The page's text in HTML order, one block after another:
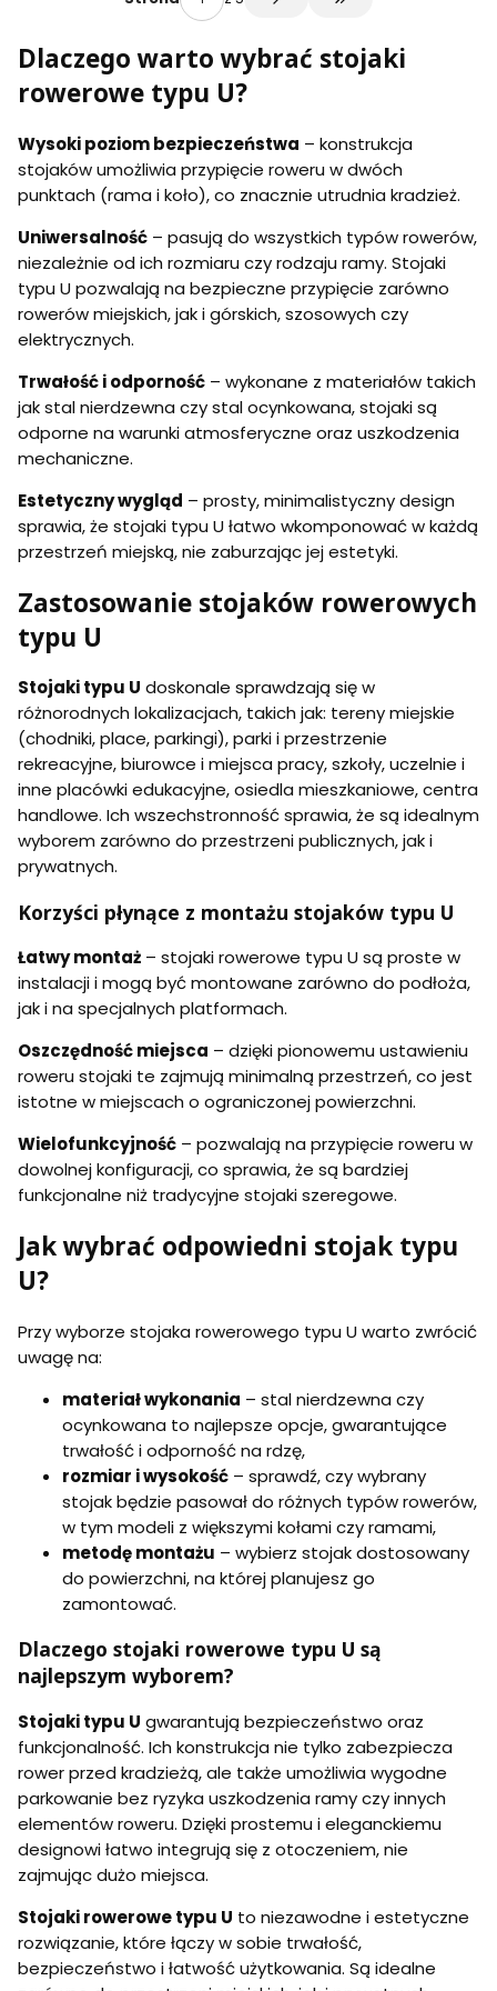
e
m
m
o
w
y
i
,
s
t
a
c
n
k
n
a
m
o
a
Przejdź do ostatniej
Dlaczego warto wybrać stojaki
rowerowe typu U?
Wysoki poziom bezpieczeństwa – konstrukcja
stojaków umożliwia przypięcie roweru w dwóch
punktach (rama i koło), co znacznie utrudnia kradzież.
Uniwersalność – pasują do wszystkich typów rowerów,
niezależnie od ich rozmiaru czy rodzaju ramy. Stojaki
typu U pozwalają na bezpieczne przypięcie zarówno
rowerów miejskich, jak i górskich, szosowych czy
elektrycznych.
Trwałość i odporność – wykonane z materiałów takich
jak stal nierdzewna czy stal ocynkowana, stojaki są
odporne na warunki atmosferyczne oraz uszkodzenia
mechaniczne.
Estetyczny wygląd – prosty, minimalistyczny design
sprawia, że stojaki typu U łatwo wkomponować w każdą
przestrzeń miejską, nie zaburzając jej estetyki.
Zastosowanie stojaków rowerowych
typu U
Stojaki typu U doskonale sprawdzają się w
różnorodnych lokalizacjach, takich jak: tereny miejskie
(chodniki, place, parkingi), parki i przestrzenie
rekreacyjne, biurowce i miejsca pracy, szkoły, uczelnie i
inne placówki edukacyjne, osiedla mieszkaniowe, centra
handlowe. Ich wszechstronność sprawia, że są idealnym
wyborem zarówno do przestrzeni publicznych, jak i
prywatnych.
Korzyści płynące z montażu stojaków typu U
Łatwy montaż – stojaki rowerowe typu U są proste w
instalacji i mogą być montowane zarówno do podłoża,
jak i na specjalnych platformach.
Oszczędność miejsca – dzięki pionowemu ustawieniu
roweru stojaki te zajmują minimalną przestrzeń, co jest
istotne w miejscach o ograniczonej powierzchni.
Wielofunkcyjność – pozwalają na przypięcie roweru w
dowolnej konfiguracji, co sprawia, że są bardziej
funkcjonalne niż tradycyjne stojaki szeregowe.
Jak wybrać odpowiedni stojak typu
U?
Przy wyborze stojaka rowerowego typu U warto zwrócić
uwagę na:
materiał wykonania – stal nierdzewna czy
ocynkowana to najlepsze opcje, gwarantujące
trwałość i odporność na rdzę,
rozmiar i wysokość – sprawdź, czy wybrany
stojak będzie pasował do różnych typów rowerów,
w tym modeli z większymi kołami czy ramami,
metodę montażu – wybierz stojak dostosowany
do powierzchni, na której planujesz go
zamontować.
Dlaczego stojaki rowerowe typu U są
najlepszym wyborem?
Stojaki typu U gwarantują bezpieczeństwo oraz
funkcjonalność. Ich konstrukcja nie tylko zabezpiecza
rower przed kradzieżą, ale także umożliwia wygodne
parkowanie bez ryzyka uszkodzenia ramy czy innych
elementów roweru. Dzięki prostemu i eleganckiemu
designowi łatwo integrują się z otoczeniem, nie
zajmując dużo miejsca.
Stojaki rowerowe typu U to niezawodne i estetyczne
rozwiązanie, które łączy w sobie trwałość,
bezpieczeństwo i łatwość użytkowania. Są idealne